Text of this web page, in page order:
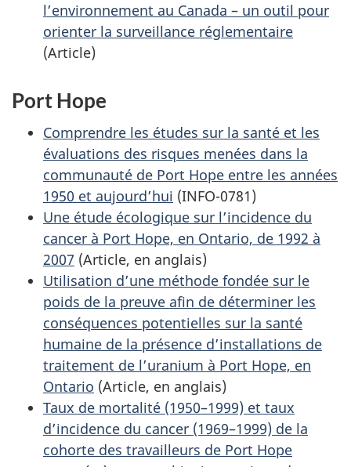
l’environnement au Canada – un outil pour
orienter la surveillance réglementaire
(Article)
Port Hope
Comprendre les études sur la santé et les
évaluations des risques menées dans la
communauté de Port Hope entre les années
1950 et aujourd’hui (INFO-0781)
Une étude écologique sur l’incidence du
cancer à Port Hope, en Ontario, de 1992 à
2007 (Article, en anglais)
Utilisation d’une méthode fondée sur le
poids de la preuve afin de déterminer les
conséquences potentielles sur la santé
humaine de la présence d’installations de
traitement de l’uranium à Port Hope, en
Ontario (Article, en anglais)
Taux de mortalité (1950–1999) et taux
d’incidence du cancer (1969–1999) de la
cohorte des travailleurs de Port Hope